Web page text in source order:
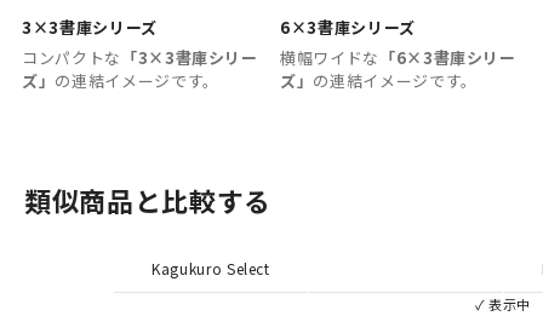
3×3書庫シリーズ
コンパクトな 「3×3書庫シリー
ズ」 の連結イメージです。
6×3書庫シリーズ
横幅ワイドな 「6×3書庫シリー
ズ」 の連結イメージです。
類似商品と比較する
Kagukuro Select
✓ 表示中